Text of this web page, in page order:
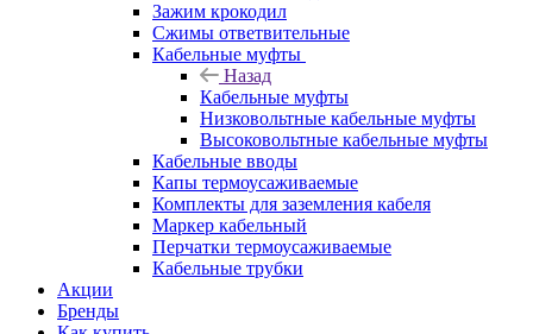
Зажим крокодил
Сжимы ответвительные
Кабельные муфты
Назад
Кабельные муфты
Низковольтные кабельные муфты
Высоковольтные кабельные муфты
Кабельные вводы
Капы термоусаживаемые
Комплекты для заземления кабеля
Маркер кабельный
Перчатки термоусаживаемые
Кабельные трубки
Акции
Бренды